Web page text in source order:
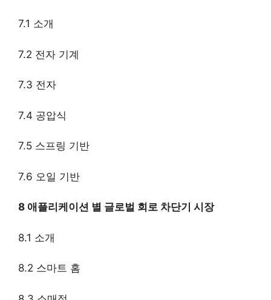
7.1 소개
7.2 전자 기계
7.3 전자
7.4 공압식
7.5 스프링 기반
7.6 오일 기반
8 애플리케이션 별 글로벌 회로 차단기 시장
8.1 소개
8.2 스마트 홈